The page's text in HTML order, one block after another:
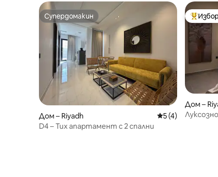
Супердомакин
Супердомакин
Дом – Riyadh Средна оценка:
5 (4)
D4 – Тих апартамент с 2 спални
Най-
Дом –